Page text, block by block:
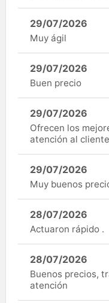
29/07/2026
Muy ágil
29/07/2026
Buen precio
29/07/2026
Ofrecen los
atención al
29/07/2026
Muy buenos
28/07/2026
Actuaron rápido .
28/07/2026
Buenos precios,
atención